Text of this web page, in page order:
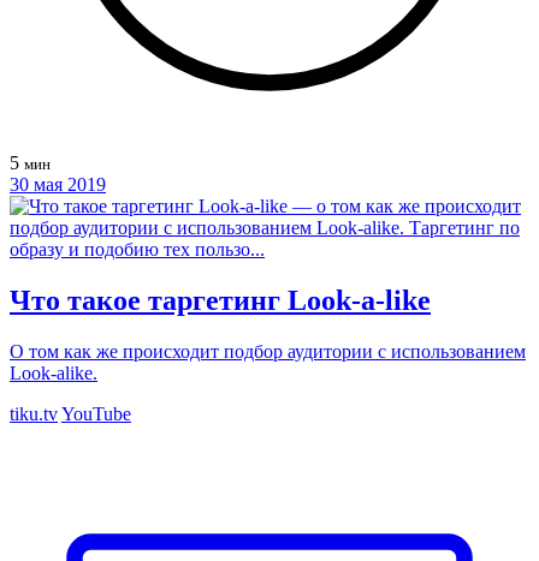
5 мин
30 мая 2019
Что такое таргетинг Look-a-like
О том как же происходит подбор аудитории с использованием
Look-alike.
tiku.tvYouTube